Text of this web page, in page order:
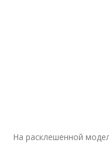
На расклешенной